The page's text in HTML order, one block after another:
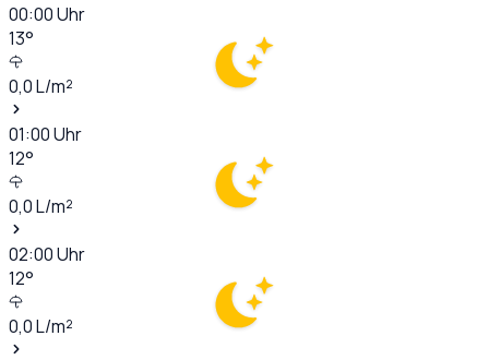
00:00Uhr
13°
0,0L/m²
01:00Uhr
12°
0,0L/m²
02:00Uhr
12°
0,0L/m²